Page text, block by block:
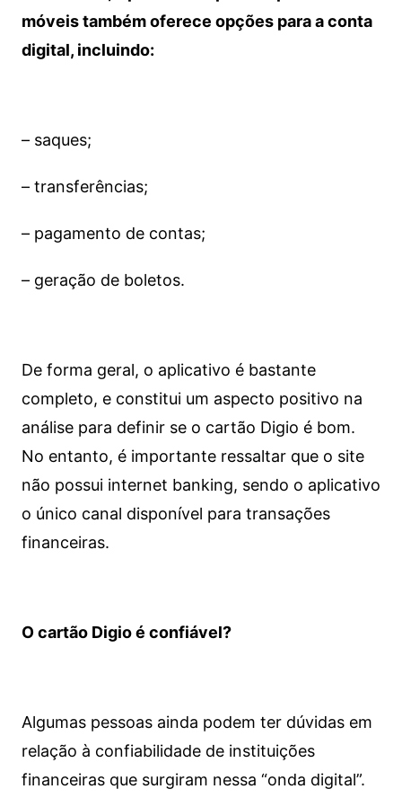
móveis também oferece opções para a conta
digital, incluindo:
– saques;
– transferências;
– pagamento de contas;
– geração de boletos.
De forma geral, o aplicativo é bastante
completo, e constitui um aspecto positivo na
análise para definir se o cartão Digio é bom.
No entanto, é importante ressaltar que o site
não possui internet banking, sendo o aplicativo
o único canal disponível para transações
financeiras.
O cartão Digio é confiável?
Algumas pessoas ainda podem ter dúvidas em
relação à confiabilidade de instituições
financeiras que surgiram nessa “onda digital”.